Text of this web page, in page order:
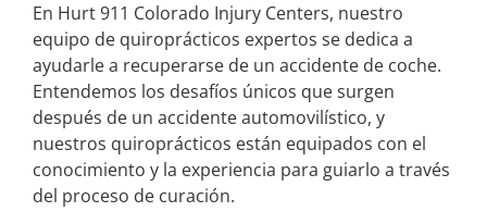
En Hurt 911 Colorado Injury Centers, nuestro
equipo de quiroprácticos expertos se dedica a
ayudarle a recuperarse de un accidente de coche.
Entendemos los desafíos únicos que surgen
después de un accidente automovilístico, y
nuestros quiroprácticos están equipados con el
conocimiento y la experiencia para guiarlo a través
del proceso de curación.